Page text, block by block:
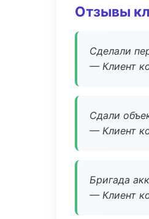
Отзывы
Сделали
— Клиент
Сдали
— Клиент
Бригада
— Клиент